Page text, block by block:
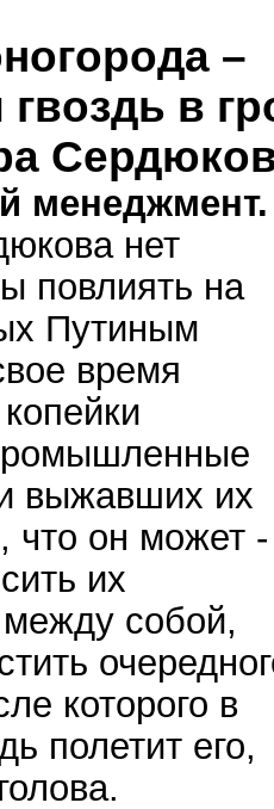
–
в
менеджмент.
нет
повлиять на
Путиным
время
выжавших их
что он может -
их
между собой,
которого в
полетит его,